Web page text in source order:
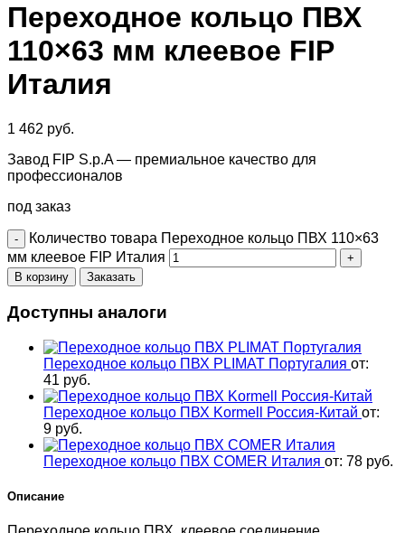
Переходное кольцо ПВХ
110×63 мм клеевое FIP
Италия
1 462 руб.
Завод FIP S.p.A — премиальное качество для
профессионалов
под заказ
Количество товара Переходное кольцо ПВХ 110×63
мм клеевое FIP Италия
В корзину Заказать
Доступны аналоги
Переходное кольцо ПВХ PLIMAT Португалия от:
41 руб.
Переходное кольцо ПВХ Kormell Россия-Китай от:
9 руб.
Переходное кольцо ПВХ COMER Италия от: 78 руб.
Описание